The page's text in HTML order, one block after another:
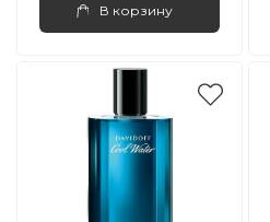
В корзину